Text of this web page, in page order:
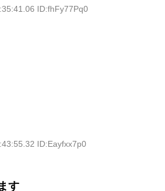
ID:fhFy77Pq0
ID:Eayfxx7p0
す